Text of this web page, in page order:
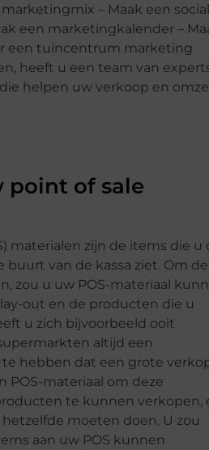
– Maak een
een marketingkalender –
een tuincentrum marketing
heeft u een team van
helpen uw verkoop en
point of sale
materialen zijn de items die u
buurt van de kassa ziet. Om de
zou u uw POS-materiaal
out en de producten die u
u zich bijvoorbeeld ooit
altijd een
te hebben dat een grote
POS-materiaal om deze
te kunnen verkopen,
moeten doen. U zou
aan uw POS kunnen